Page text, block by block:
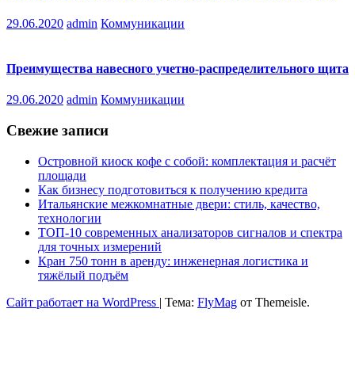
29.06.2020 admin Коммуникации
Преимущества навесного учетно-распределительного щита
29.06.2020 admin Коммуникации
Свежие записи
Островной киоск кофе с собой: комплектация и расчёт
площади
Как бизнесу подготовиться к получению кредита
Итальянские межкомнатные двери: стиль, качество,
технологии
ТОП-10 современных анализаторов сигналов и спектра
для точных измерений
Кран 750 тонн в аренду: инженерная логистика и
тяжёлый подъём
Сайт работает на WordPress | Тема: FlyMag от Themeisle.